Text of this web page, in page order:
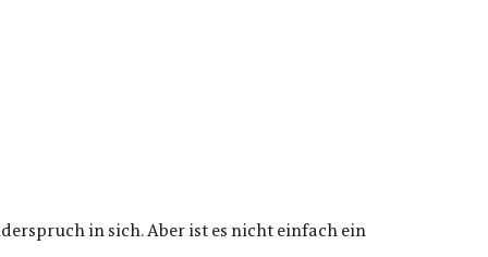
in sich. Aber ist es nicht einfach ein